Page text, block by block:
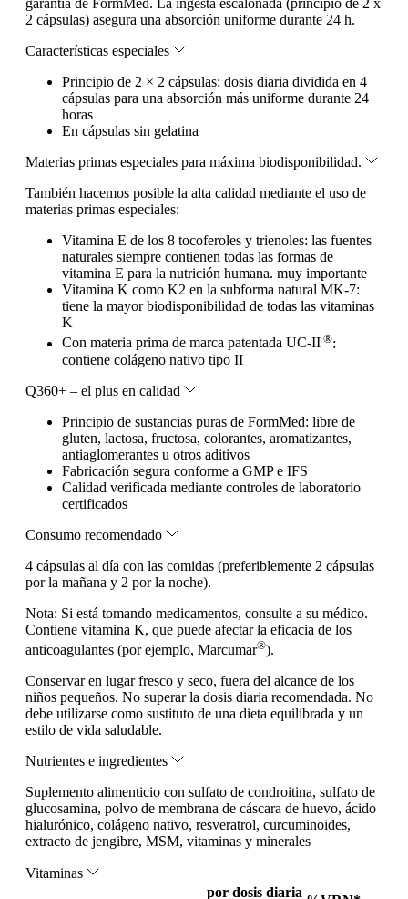
garantía de FormMed. La ingesta escalonada (principio de 2 x
2 cápsulas) asegura una absorción uniforme durante 24 h.
Características especiales
Principio de 2 × 2 cápsulas: dosis diaria dividida en 4
cápsulas para una absorción más uniforme durante 24
horas
En cápsulas sin gelatina
Materias primas especiales para máxima biodisponibilidad.
También hacemos posible la alta calidad mediante el uso de
materias primas especiales:
Vitamina E de los 8 tocoferoles y trienoles: las fuentes
naturales siempre contienen todas las formas de
vitamina E para la nutrición humana. muy importante
Vitamina K como K2 en la subforma natural MK-7:
tiene la mayor biodisponibilidad de todas las vitaminas
K
Con materia prima de marca patentada UC-II ®:
contiene colágeno nativo tipo II
Q360+ – el plus en calidad
Principio de sustancias puras de FormMed: libre de
gluten, lactosa, fructosa, colorantes, aromatizantes,
antiaglomerantes u otros aditivos
Fabricación segura conforme a GMP e IFS
Calidad verificada mediante controles de laboratorio
certificados
Consumo recomendado
4 cápsulas al día con las comidas (preferiblemente 2 cápsulas
por la mañana y 2 por la noche).
Nota: Si está tomando medicamentos, consulte a su médico.
Contiene vitamina K, que puede afectar la eficacia de los
anticoagulantes (por ejemplo, Marcumar®).
Conservar en lugar fresco y seco, fuera del alcance de los
niños pequeños. No superar la dosis diaria recomendada. No
debe utilizarse como sustituto de una dieta equilibrada y un
estilo de vida saludable.
Nutrientes e ingredientes
Suplemento alimenticio con sulfato de condroitina, sulfato de
glucosamina, polvo de membrana de cáscara de huevo, ácido
hialurónico, colágeno nativo, resveratrol, curcuminoides,
extracto de jengibre, MSM, vitaminas y minerales
Vitaminas
por dosis diaria